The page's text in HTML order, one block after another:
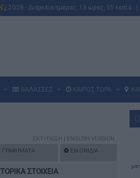
20:28 - Διάρκεια ημέρας: 13 ώρες, 55
ΘΑΛΑΣΣΕΣ ΚΑΙΡΟΣ ΤΩΡΑ
ΕΚΤΥΠΩΣΗ | ENGLISH VERSION
ΓΡΑΦΗΜΑΤΑ ΕΙΚΟΝΙΔΙΑ
ΣΤΟΙΧΕΙΑ